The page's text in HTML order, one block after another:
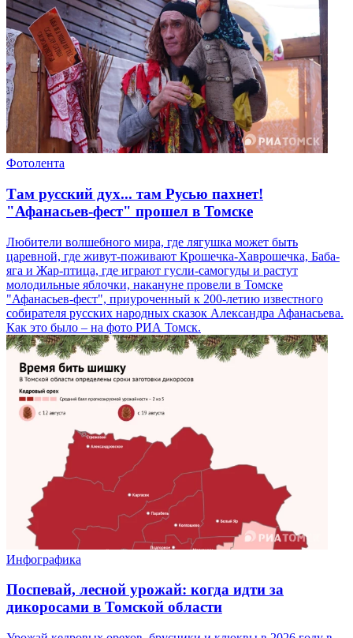
Фотолента
Там русский дух... там Русью пахнет!
"Афанасьев-фест" прошел в Томске
Любители волшебного мира, где лягушка может быть
царевной, где живут-поживают Крошечка-Хаврошечка, Баба-
яга и Жар-птица, где играют гусли-самогуды и растут
молодильные яблочки, накануне провели в Томске
"Афанасьев-фест", приуроченный к 200-летию известного
собирателя русских народных сказок Александра Афанасьева.
Как это было – на фото РИА Томск.
Инфографика
Поспевай, лесной урожай: когда идти за
дикоросами в Томской области